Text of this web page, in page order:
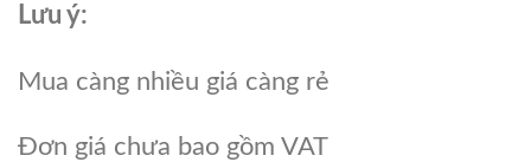
Lưu ý:
Mua càng nhiều giá càng rẻ
Đơn giá chưa bao gồm VAT